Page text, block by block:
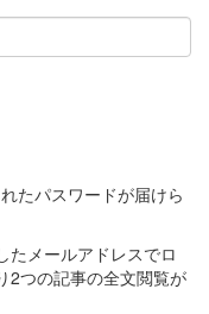
たパスワードが届けら
たメールアドレスでロ
2つの記事の全文閲覧が